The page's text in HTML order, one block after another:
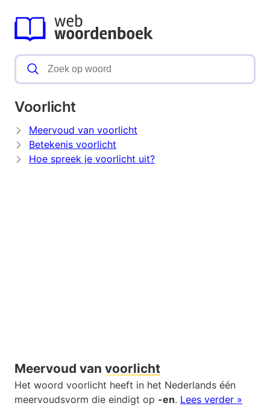
Voorlicht
Meervoud van voorlicht
Betekenis voorlicht
Hoe spreek je voorlicht uit?
Meervoud van voorlicht
Het woord voorlicht heeft in het Nederlands één
meervoudsvorm die eindigt op -en. Lees verder »